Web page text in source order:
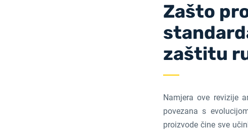
Zašto
zaštitu
Namjera ove revizije
povezana s
proizvode čine sve